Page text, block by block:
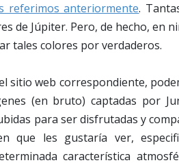
referimos anteriormente.
de Júpiter. Pero, de hecho, en
tales colores por verdaderos.
sitio web correspondiente,
(en bruto) captadas por
para ser disfrutadas y
que les gustaría ver,
característica